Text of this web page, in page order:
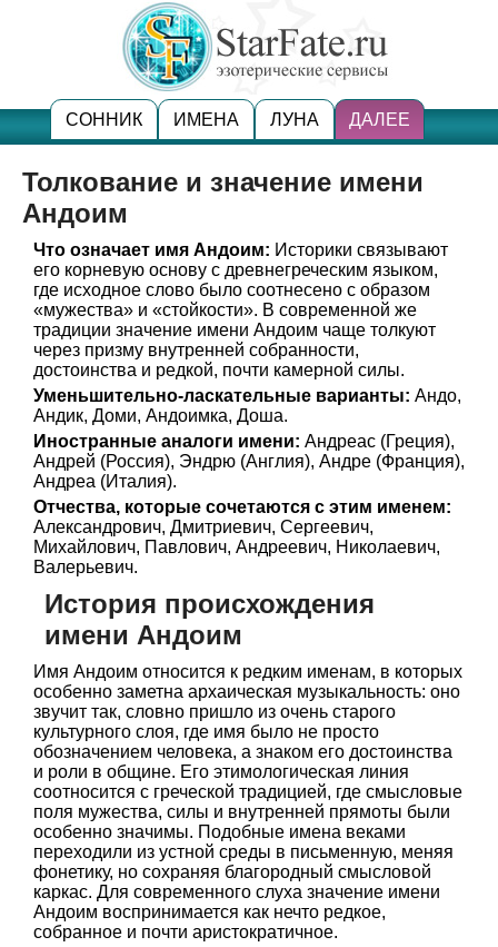
СОННИК ИМЕНА ЛУНА ДАЛЕЕ
Толкование и значение имени
Андоим
Что означает имя Андоим: Историки связывают
его корневую основу с древнегреческим языком,
где исходное слово было соотнесено с образом
«мужества» и «стойкости». В современной же
традиции значение имени Андоим чаще толкуют
через призму внутренней собранности,
достоинства и редкой, почти камерной силы.
Уменьшительно-ласкательные варианты: Андо,
Андик, Доми, Андоимка, Доша.
Иностранные аналоги имени: Андреас (Греция),
Андрей (Россия), Эндрю (Англия), Андре (Франция),
Андреа (Италия).
Отчества, которые сочетаются с этим именем:
Александрович, Дмитриевич, Сергеевич,
Михайлович, Павлович, Андреевич, Николаевич,
Валерьевич.
История происхождения
имени Андоим
Имя Андоим относится к редким именам, в которых
особенно заметна архаическая музыкальность: оно
звучит так, словно пришло из очень старого
культурного слоя, где имя было не просто
обозначением человека, а знаком его достоинства
и роли в общине. Его этимологическая линия
соотносится с греческой традицией, где смысловые
поля мужества, силы и внутренней прямоты были
особенно значимы. Подобные имена веками
переходили из устной среды в письменную, меняя
фонетику, но сохраняя благородный смысловой
каркас. Для современного слуха значение имени
Андоим воспринимается как нечто редкое,
собранное и почти аристократичное.